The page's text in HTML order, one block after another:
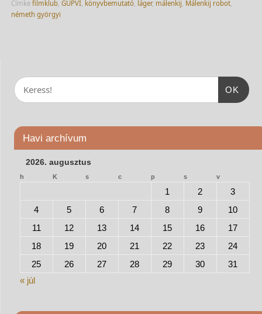
Címke filmklub, GUPVI, könyvbemutató, láger, málenkij Málenkij robot,
németh györgyi
OK
Havi archívum
2026. augusztus
h K s c p s v
1 2
3
4
5 6 7 8 9
10
11
12 13 14 15 16
17
18
19 20 21 22 23
24
25
26 27 28 29 30
31
« júl